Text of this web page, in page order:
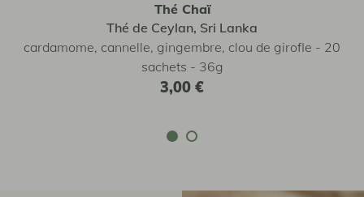
Thé Chaï
Thé de Ceylan, Sri Lanka
cardamome, cannelle, gingembre, clou de girofle - 20
sachets - 36g
3,00 €